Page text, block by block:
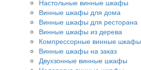
Настольные винные шкафы
Винные шкафы для дома
Винные шкафы для ресторана
Винные шкафы из дерева
Компрессорные винные шкафы
Винные шкафы на заказ
Двухзонные винные шкафы